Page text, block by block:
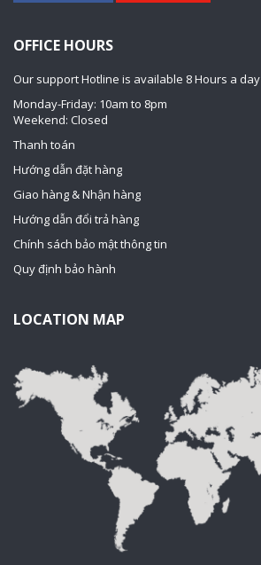
OFFICE HOURS
Our support Hotline is available 8 Hours a day
Monday-Friday: 10am to 8pm
Weekend: Closed
Thanh toán
Hướng dẫn đặt hàng
Giao hàng & Nhận hàng
Hướng dẫn đổi trả hàng
Chính sách bảo mật thông tin
Quy định bảo hành
LOCATION MAP